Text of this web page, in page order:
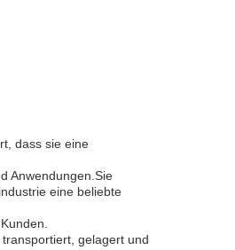
dass sie eine
Anwendungen.Sie
eine beliebte
gelagert und